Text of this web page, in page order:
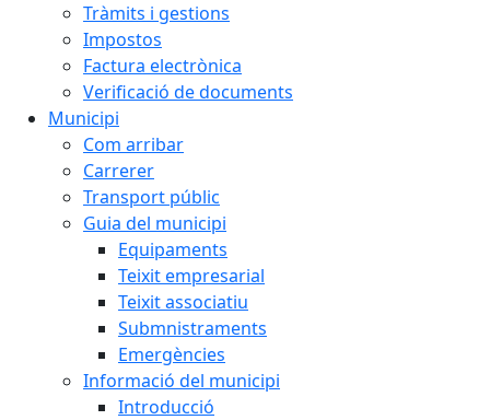
Tràmits i gestions
Impostos
Factura electrònica
Verificació de documents
Municipi
Com arribar
Carrerer
Transport públic
Guia del municipi
Equipaments
Teixit empresarial
Teixit associatiu
Submnistraments
Emergències
Informació del municipi
Introducció